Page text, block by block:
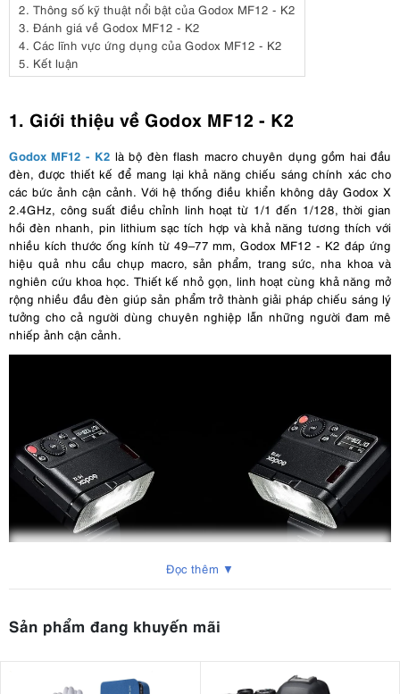
2. Thông số kỹ thuật nổi bật của Godox MF12 - K2
3. Đánh giá về Godox MF12 - K2
4. Các lĩnh vực ứng dụng của Godox MF12 - K2
5. Kết luận
1. Giới thiệu về Godox MF12 - K2
Godox MF12 - K2 là bộ đèn flash macro chuyên dụng gồm hai đầu
đèn, được thiết kế để mang lại khả năng chiếu sáng chính xác cho
các bức ảnh cận cảnh. Với hệ thống điều khiển không dây Godox X
2.4GHz, công suất điều chỉnh linh hoạt từ 1/1 đến 1/128, thời gian
hồi đèn nhanh, pin lithium sạc tích hợp và khả năng tương thích với
nhiều kích thước ống kính từ 49–77 mm, Godox MF12 - K2 đáp ứng
hiệu quả nhu cầu chụp macro, sản phẩm, trang sức, nha khoa và
nghiên cứu khoa học. Thiết kế nhỏ gọn, linh hoạt cùng khả năng mở
rộng nhiều đầu đèn giúp sản phẩm trở thành giải pháp chiếu sáng lý
tưởng cho cả người dùng chuyên nghiệp lẫn những người đam mê
nhiếp ảnh cận cảnh.
Đọc thêm ▼
Sản phẩm đang khuyến mãi